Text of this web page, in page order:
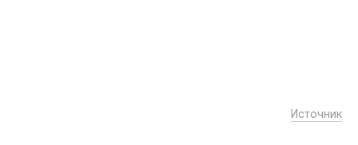
Источник